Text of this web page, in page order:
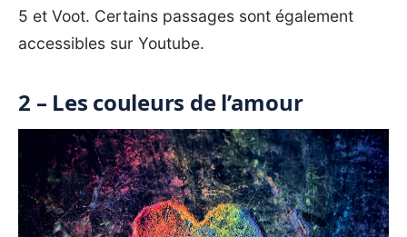
5 et Voot. Certains passages sont également
accessibles sur Youtube.
2 – Les couleurs de l’amour